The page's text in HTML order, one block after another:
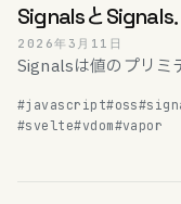
SignalsとSignals
2026年3月11日
Signalsは値のプリミ
#javascript#oss
#svelte#vdom#vapor